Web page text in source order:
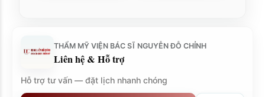
THẨM MỸ VIỆN BÁC SĨ NGUYỄN ĐỖ CHỈNH
Liên hệ & Hỗ trợ
Hỗ trợ tư vấn — đặt lịch nhanh chóng